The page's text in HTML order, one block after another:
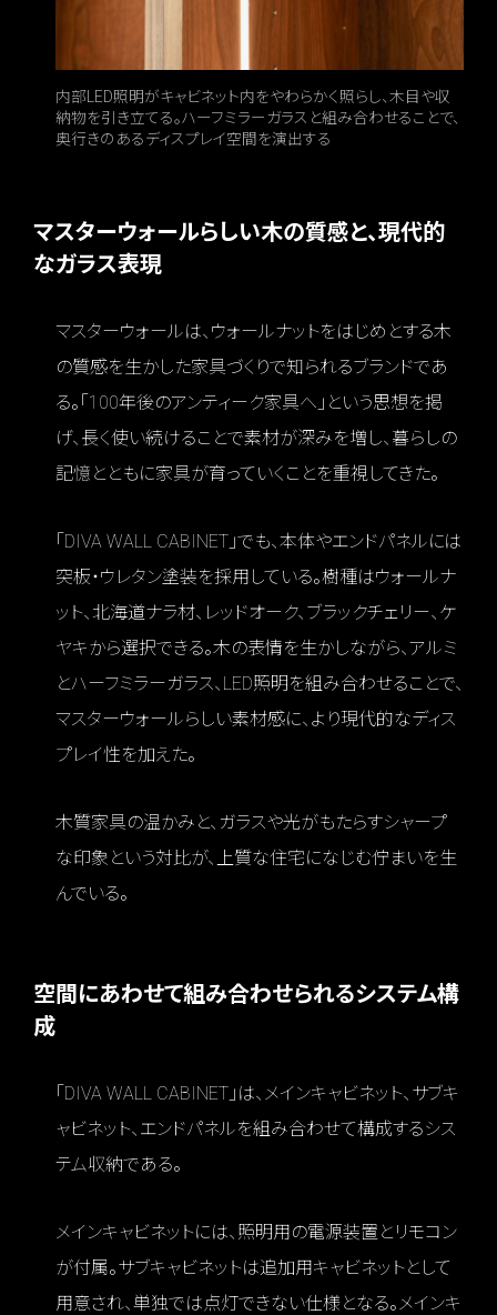
内部LED照明がキャビネット内をやわらかく照らし、木目や収
納物を引き立てる。ハーフミラーガラスと組み合わせることで、
奥行きのあるディスプレイ空間を演出する
マスターウォールらしい木の質感と、現代的
なガラス表現
マスターウォールは、ウォールナットをはじめとする木
の質感を生かした家具づくりで知られるブランドであ
る。「100年後のアンティーク家具へ」という思想を掲
げ、長く使い続けることで素材が深みを増し、暮らしの
記憶とともに家具が育っていくことを重視してきた。
「DIVA WALL CABINET」でも、本体やエンドパネルには
突板・ウレタン塗装を採用している。樹種はウォールナ
ット、北海道ナラ材、レッドオーク、ブラックチェリー、ケ
ヤキから選択できる。木の表情を生かしながら、アルミ
とハーフミラーガラス、LED照明を組み合わせることで、
マスターウォールらしい素材感に、より現代的なディス
プレイ性を加えた。
木質家具の温かみと、ガラスや光がもたらすシャープ
な印象という対比が、上質な住宅になじむ佇まいを生
んでいる。
空間にあわせて組み合わせられるシステム構
成
「DIVA WALL CABINET」は、メインキャビネット、サブキ
ャビネット、エンドパネルを組み合わせて構成するシス
テム収納である。
メインキャビネットには、照明用の電源装置とリモコン
が付属。サブキャビネットは追加用キャビネットとして
用意され、単独では点灯できない仕様となる。メインキ